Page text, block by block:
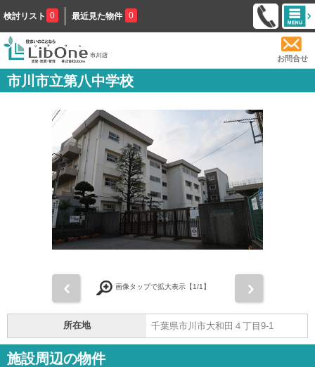
検討リスト 0 最近見た物件 0
お問合せ
市川市立第八中学校
画像タップで拡大表示【1/1】
所在地 千葉県市川市大和田４丁目9-1
施設周辺の物件